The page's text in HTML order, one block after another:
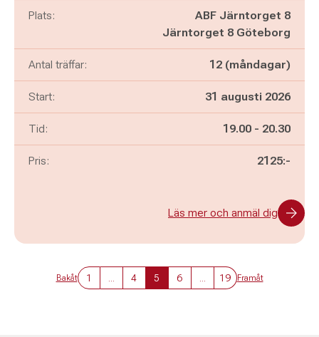
Plats:
ABF Järntorget 8
Järntorget 8 Göteborg
Antal träffar: 12 (måndagar)
Start: 31 augusti 2026
Tid: Pågår mellan
19.00 - och
20.30
Pris: 2125:-
Läs mer och anmäl dig
Bakåt 1 4 5 6 19 Framåt